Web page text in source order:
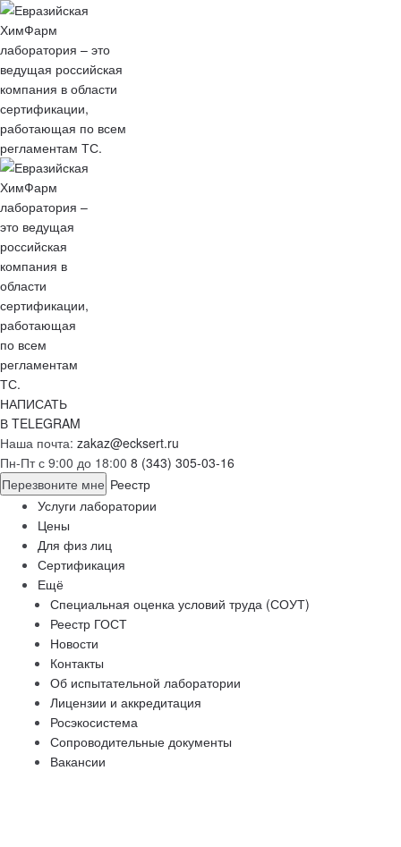
НАПИСАТЬ
В TELEGRAM
Наша почта: zakaz@ecksert.ru
Пн-Пт с 9:00 до 18:00 8 (343) 305-03-16
Перезвоните мне Реестр
Услуги лаборатории
Цены
Для физ лиц
Сертификация
Ещё
Специальная оценка условий труда (СОУТ)
Реестр ГОСТ
Новости
Контакты
Об испытательной лаборатории
Лицензии и аккредитация
Росэкосистема
Сопроводительные документы
Вакансии